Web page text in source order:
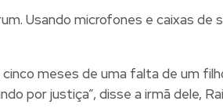
Usando microfones e caixas
meses de uma falta de um
por justiça”, disse a irmã dele,